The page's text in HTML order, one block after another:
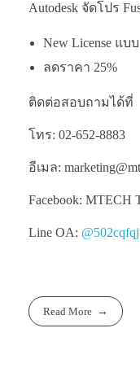
Autodesk จัดโปร
New License แบ
ลดราคา 25%
ติดต่อสอบถามได้ที่
โทร: 02-652-8883
อีเมล:
Facebook: MTECH
Line OA: @502cqfqj
Read More